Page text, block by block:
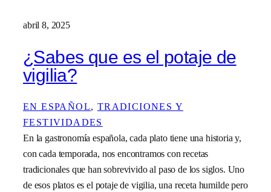
abril 8, 2025
¿Sabes que es el potaje de
vigilia?
EN ESPAÑOL, TRADICIONES Y
FESTIVIDADES
En la gastronomía española, cada plato tiene una historia y,
con cada temporada, nos encontramos con recetas
tradicionales que han sobrevivido al paso de los siglos. Uno
de esos platos es el potaje de vigilia, una receta humilde pero